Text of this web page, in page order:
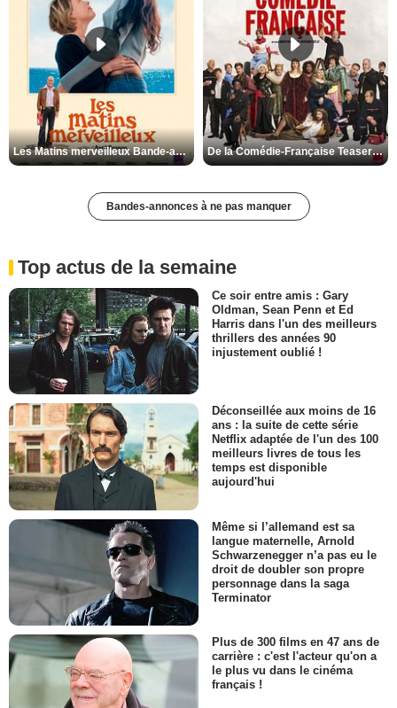
Les Matins merveilleux Bande-annonce VF De la Comédie-Française Teaser VF
Bandes-annonces à ne pas manquer
Top actus de la semaine
Ce soir entre amis : Gary
Oldman, Sean Penn et Ed
Harris dans l'un des meilleurs
thrillers des années 90
injustement oublié !
Déconseillée aux moins de 16
ans : la suite de cette série
Netflix adaptée de l'un des 100
meilleurs livres de tous les
temps est disponible
aujourd'hui
Même si l’allemand est sa
langue maternelle, Arnold
Schwarzenegger n’a pas eu le
droit de doubler son propre
personnage dans la saga
Terminator
Plus de 300 films en 47 ans de
carrière : c'est l'acteur qu'on a
le plus vu dans le cinéma
français !